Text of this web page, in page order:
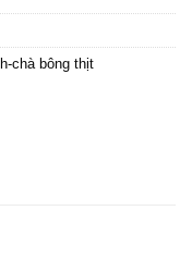
chà bông thịt